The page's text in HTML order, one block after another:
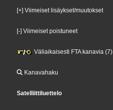
[+] Viimeiset lisäykset/muutokset
[-] Viimeiset poistuneet
Väliaikaisesti FTA kanavia (7)
Kanavahaku
Satelliittiluettelo